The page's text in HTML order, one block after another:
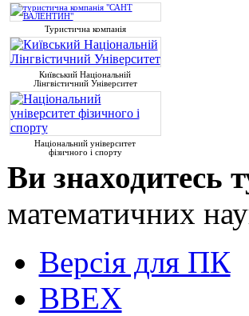
Туристична компанія
Київський Національній
Лінгвістичний Університет
Національний університет
фізичного і спорту
Ви знаходитесь
математичних
Версія для ПК
ВВЕХ